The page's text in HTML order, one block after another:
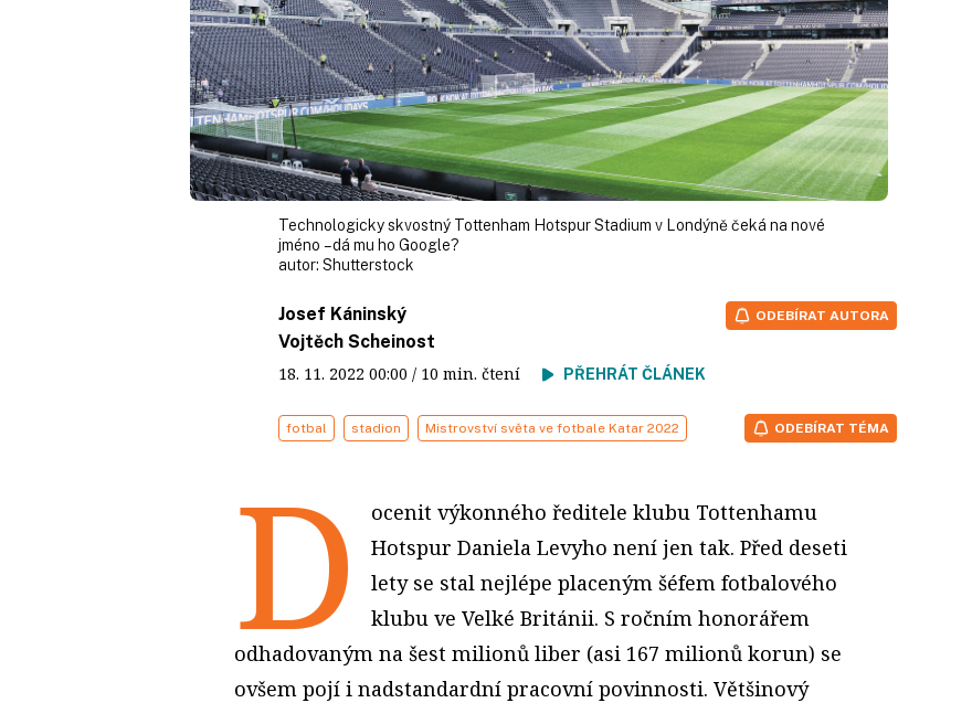
Technologicky skvostný Tottenham Hotspur Stadium v Londýně čeká na nové
jméno – dá mu ho Google?
autor: Shutterstock
Josef Káninský
Vojtěch Scheinost
18. 11. 2022 00:00 / 10 min. čtení PŘEHRÁT ČLÁNEK
ODEBÍRAT AUTORA
fotbal stadion Mistrovství světa ve fotbale Katar 2022 ODEBÍRAT TÉMA
D
ocenit výkonného ředitele klubu Tottenhamu
Hotspur Daniela Levyho není jen tak. Před deseti
lety se stal nejlépe placeným šéfem fotbalového
klubu ve Velké Británii. S ročním honorářem
odhadovaným na šest milionů liber (asi 167 milionů korun) se
ovšem pojí i nadstandardní pracovní povinnosti. Většinový